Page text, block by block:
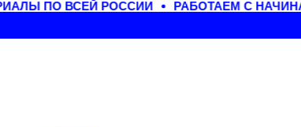
ПО ВСЕЙ РОССИИ РАБОТАЕМ С